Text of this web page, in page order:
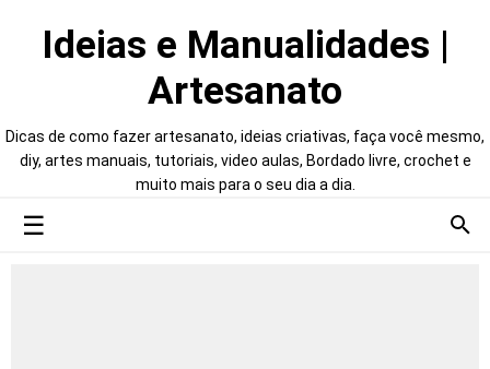
Ideias e Manualidades |
Artesanato
Dicas de como fazer artesanato, ideias criativas, faça você mesmo,
diy, artes manuais, tutoriais, video aulas, Bordado livre, crochet e
muito mais para o seu dia a dia.